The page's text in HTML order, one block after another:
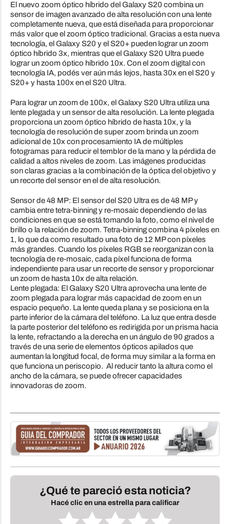
El nuevo zoom óptico híbrido del Galaxy S20 combina un
sensor de imagen avanzado de alta resolución con una lente
completamente nueva, que está diseñada para proporcionar
más valor que el zoom óptico tradicional. Gracias a esta nueva
tecnología, el Galaxy S20 y el S20+ pueden lograr un zoom
óptico híbrido 3x, mientras que el Galaxy S20 Ultra puede
lograr un zoom óptico híbrido 10x. Con el zoom digital con
tecnología IA, podés ver aún más lejos, hasta 30x en el S20 y
S20+ y hasta 100x en el S20 Ultra.
Para lograr un zoom de 100x, el Galaxy S20 Ultra utiliza una
lente plegada y un sensor de alta resolución. La lente plegada
proporciona un zoom óptico híbrido de hasta 10x, y la
tecnología de resolución de super zoom brinda un zoom
adicional de 10x con procesamiento IA de múltiples
fotogramas para reducir el temblor de la mano y la pérdida de
calidad a altos niveles de zoom. Las imágenes producidas
son claras gracias a la combinación de la óptica del objetivo y
un recorte del sensor en el de alta resolución.
Sensor de 48 MP: El sensor del S20 Ultra es de 48 MP y
cambia entre tetra-binning y re-mosaic dependiendo de las
condiciones en que se está tomando la foto, como el nivel de
brillo o la relación de zoom. Tetra-binning combina 4 píxeles en
1, lo que da como resultado una foto de 12 MP con píxeles
más grandes. Cuando los píxeles RGB se reorganizan con la
tecnología de re-mosaic, cada píxel funciona de forma
independiente para usar un recorte de sensor y proporcionar
un zoom de hasta 10x de alta relación.
Lente plegada: El Galaxy S20 Ultra aprovecha una lente de
zoom plegada para lograr más capacidad de zoom en un
espacio pequeño. La lente queda plana y se posiciona en la
parte inferior de la cámara del teléfono. La luz que entra desde
la parte posterior del teléfono es redirigida por un prisma hacia
la lente, refractando a la derecha en un ángulo de 90 grados a
través de una serie de elementos ópticos apilados que
aumentan la longitud focal, de forma muy similar a la forma en
que funciona un periscopio. Al reducir tanto la altura como el
ancho de la cámara, se puede ofrecer capacidades
innovadoras de zoom.
¿Qué te pareció esta noticia?
Hacé clic en una estrella para calificar